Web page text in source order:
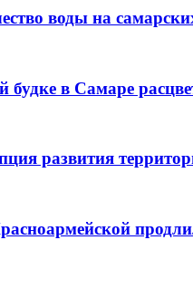
воды на
в Самаре
развития